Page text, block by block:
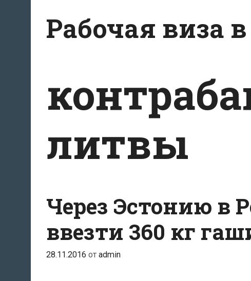
содержимому
Рабочая виза
литвы
Через Эстонию в
ввезти 360 кг
28.11.2016 от admin